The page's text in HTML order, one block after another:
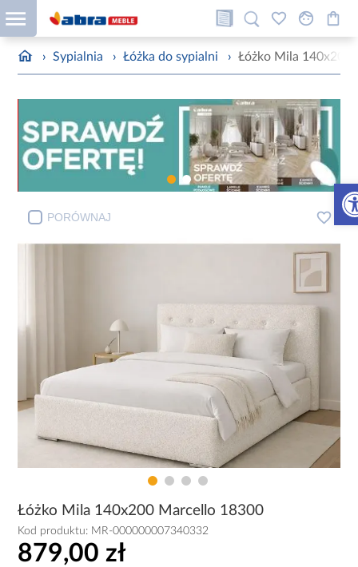
› Sypialnia › Łóżka do sypialni › Łóżko Mila 140x200
PORÓWNAJ
Łóżko Mila 140x200 Marcello 18300
Kod produktu: MR-000000007340332
879,00 zł